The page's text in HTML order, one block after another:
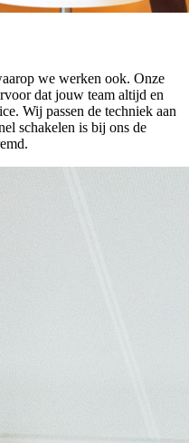
we werken ook. Onze
dat jouw team altijd en
Wij passen de techniek aan
schakelen is bij ons de